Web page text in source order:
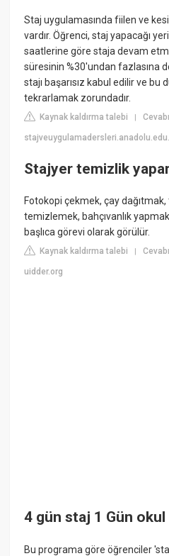
Staj uygulamasında fiilen ve
vardır. Öğrenci, staj yapacağı
saatlerine göre staja devam
süresinin %30'undan fazlasına
stajı başarısız kabul edilir ve bu
tekrarlamak zorundadır.
Kaynak kaldırma talebi |
Stajyer temizlik yapar
Fotokopi çekmek, çay
temizlemek, bahçıvanlık
başlıca görevi olarak görülür.
Kaynak kaldırma talebi |
uidder.org
4 gün staj 1 Gün okul
Bu programa göre öğrenciler